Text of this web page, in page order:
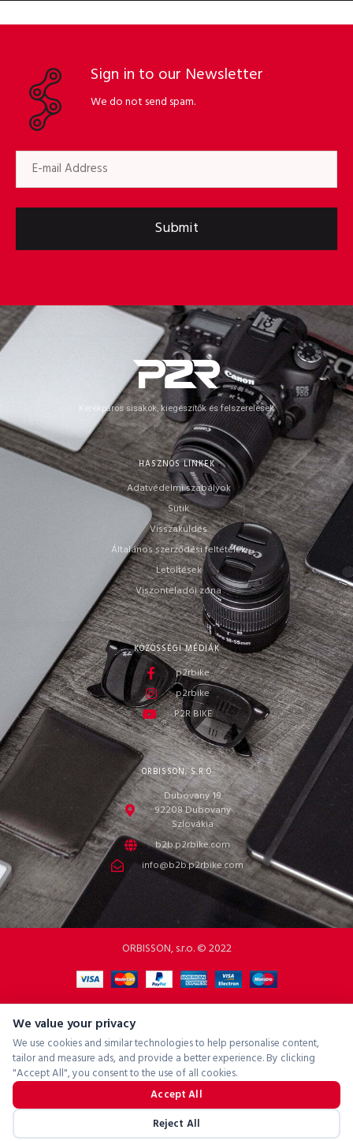
Sign in to our Newsletter
We do not send spam.
Submit
ORBISSON, S.R.O
Dubovany 19
92208 Dubovany
Szlovákia
b2b.p2rbike.com
info@b2b.p2rbike.com
KÖZÖSSÉGI MÉDIÁK
p2rbike
p2rbike
P2R BIKE
HASZNOS LINKEK
Adatvédelmi szabályok
Sütik
Visszaküldés
Általános szerződési feltételek
Letöltések
Viszonteladói zóna
Kerékpáros sisakok, kiegészítők és felszerelések
ORBISSON, s.r.o. © 2022
We value your privacy
We use cookies and similar technologies to help personalise content,
tailor and measure ads, and provide a better experience. By clicking
"Accept All", you consent to the use of all cookies.
Accept All
Reject All